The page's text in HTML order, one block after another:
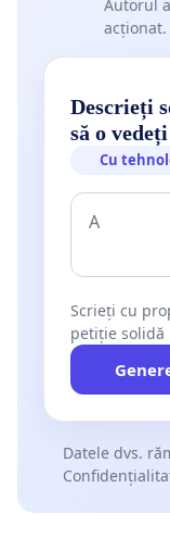
Autorul
acționat.
Descrieți
să o vedeți
Cu
Scrieți cu
petiție solidă
Datele dvs.